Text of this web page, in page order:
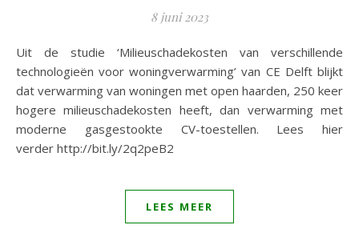
8 juni 2023
Uit de studie ‘Milieuschadekosten van verschillende
technologieën voor woningverwarming’ van CE Delft blijkt
dat verwarming van woningen met open haarden, 250 keer
hogere milieuschadekosten heeft, dan verwarming met
moderne gasgestookte CV-toestellen. Lees hier
verder http://bit.ly/2q2peB2
LEES MEER